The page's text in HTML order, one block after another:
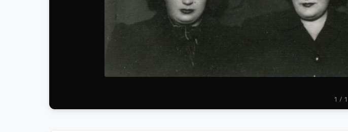
1 / 1